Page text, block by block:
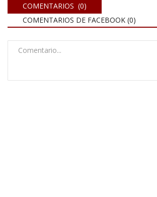
COMENTARIOS (0)
COMENTARIOS DE FACEBOOK (0)